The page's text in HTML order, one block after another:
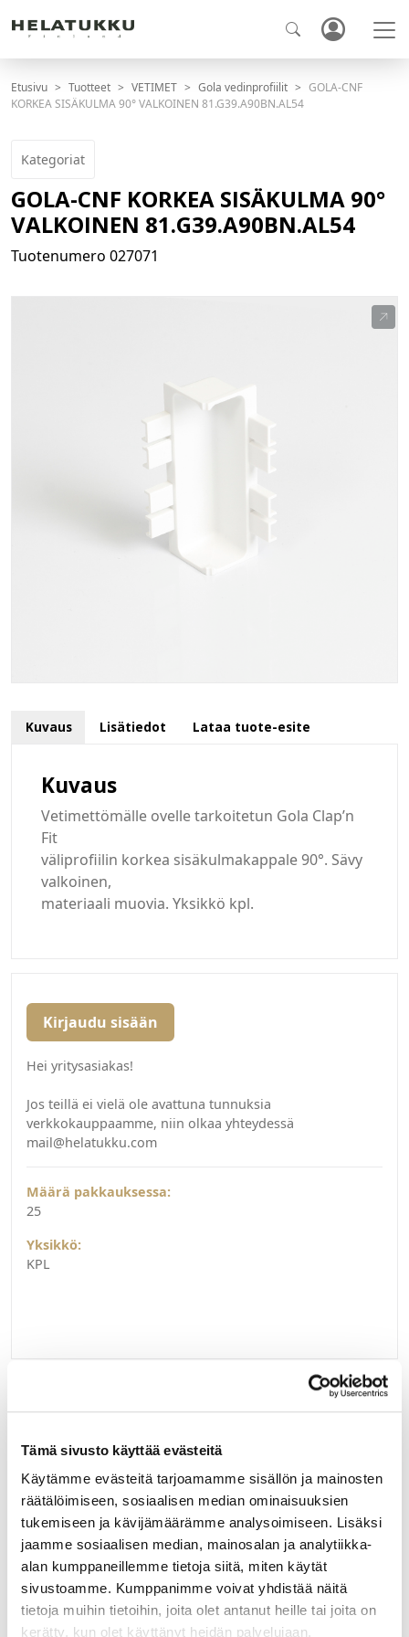
Tämä sivusto käyttää evästeitä
Käytämme evästeitä tarjoamamme sisällön ja mainosten
räätälöimiseen, sosiaalisen median ominaisuuksien
tukemiseen ja kävijämäärämme analysoimiseen. Lisäksi
jaamme sosiaalisen median, mainosalan ja analytiikka-
alan kumppaneillemme tietoja siitä, miten käytät
sivustoamme. Kumppanimme voivat yhdistää näitä
tietoja muihin tietoihin, joita olet antanut heille tai joita on
kerätty, kun olet käyttänyt heidän palvelujaan.
Etusivu Tuotteet VETIMET Gola vedinprofiilit
GOLA-CNF
KORKEA SISÄKULMA 90° VALKOINEN 81.G39.A90BN.AL54
Kategoriat
GOLA-CNF KORKEA SISÄKULMA 90°
VALKOINEN 81.G39.A90BN.AL54
Tuotenumero 027071
Kuvaus Lisätiedot Lataa tuote-esite
Kuvaus
Vetimettömälle ovelle tarkoitetun Gola Clap’n
Fit
väliprofiilin korkea sisäkulmakappale 90°. Sävy
valkoinen,
materiaali muovia. Yksikkö kpl.
Kirjaudu sisään
Hei yritysasiakas!
Jos teillä ei vielä ole avattuna tunnuksia
verkkokauppaamme, niin olkaa yhteydessä
mail@helatukku.com
Määrä pakkauksessa:
25
Yksikkö:
KPL